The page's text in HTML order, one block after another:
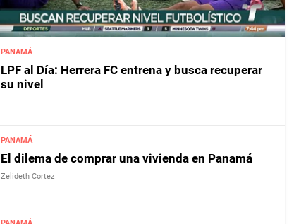
PANAMÁ
LPF al Día: Herrera FC entrena y busca recuperar
su nivel
PANAMÁ
El dilema de comprar una vivienda en Panamá
Zelideth Cortez